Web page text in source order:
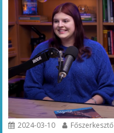
2024-03-10 Főszerkesztő